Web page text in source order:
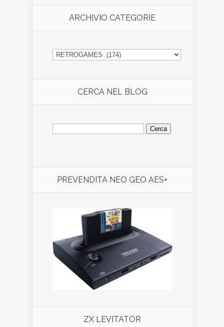
ARCHIVIO CATEGORIE
ARCHIVIO
CATEGORIE
CERCA NEL BLOG
Ricerca
per:
PREVENDITA NEO GEO AES+
ZX LEVITATOR